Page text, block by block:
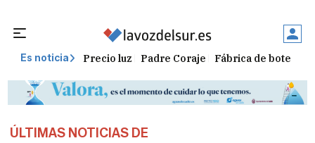
Es noticia Precio luz Padre Coraje Fábrica de botellas
ÚLTIMAS NOTICIAS DE